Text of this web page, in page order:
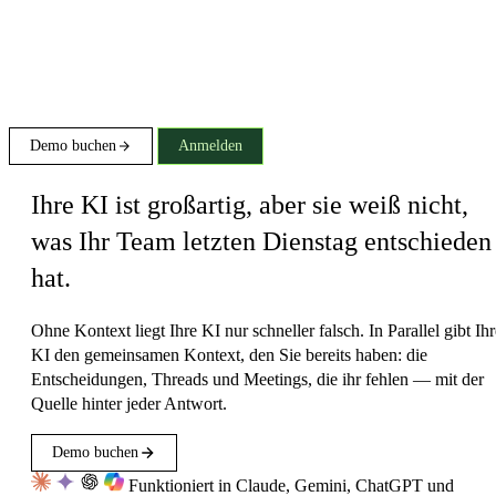
Demo buchen Anmelden
Ihre KI ist großartig, aber sie weiß nicht,
was Ihr Team letzten Dienstag entschieden
hat.
Ohne Kontext liegt Ihre KI nur schneller falsch. In Parallel gibt
KI den gemeinsamen Kontext, den Sie bereits haben: die
Entscheidungen, Threads und Meetings, die ihr fehlen — mit der
Quelle hinter jeder Antwort.
Demo buchen
Funktioniert in Claude, Gemini, ChatGPT und